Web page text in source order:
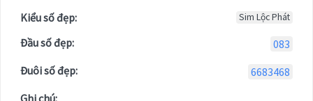
Kiểu số đẹp: Sim Lộc Phát
Đầu số đẹp:
083
Đuôi số đẹp:
6683468